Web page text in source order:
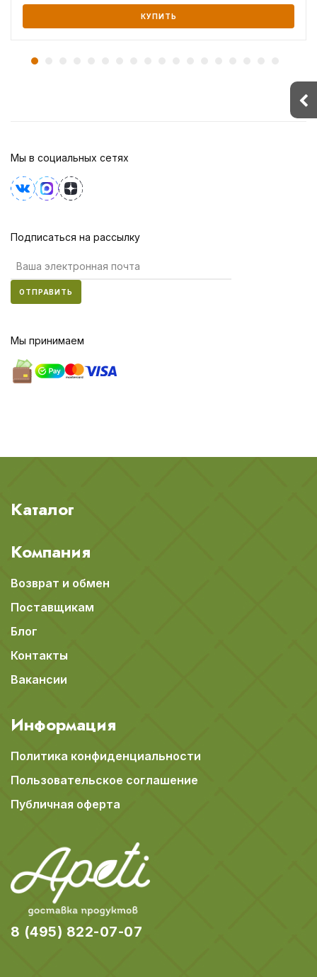
КУПИТЬ
Мы в социальных сетях
Подписаться на рассылку
ОТПРАВИТЬ
Мы принимаем
Каталог
Компания
Возврат и обмен
Поставщикам
Блог
Контакты
Вакансии
Информация
Политика конфиденциальности
Пользовательское соглашение
Публичная оферта
8 (495) 822-07-07